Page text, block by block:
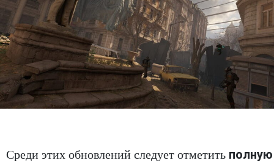
Среди этих обновлений следует отметить полную